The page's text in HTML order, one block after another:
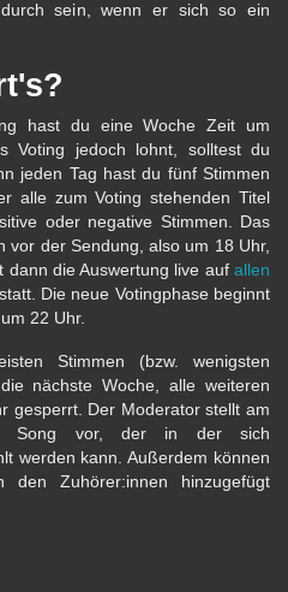
sein, wenn er sich so ein
hast du eine Woche Zeit um
Voting jedoch lohnt, solltest du
jeden Tag hast du fünf Stimmen
alle zum Voting stehenden Titel
oder negative Stimmen. Das
vor der Sendung, also um 18 Uhr,
dann die Auswertung live auf allen
statt. Die neue Votingphase beginnt
22 Uhr.
Stimmen (bzw. wenigsten
nächste Woche, alle weiteren
gesperrt. Der Moderator stellt am
Song vor, der in der sich
werden kann. Außerdem können
den Zuhörer:innen hinzugefügt